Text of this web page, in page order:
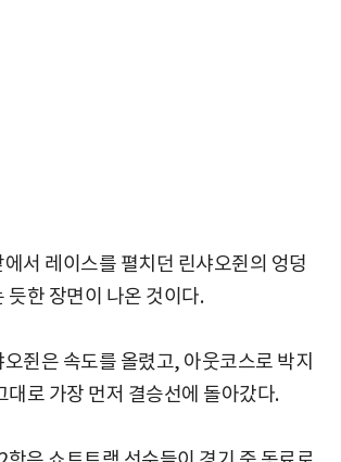
서 레이스를 펼치던 린샤오쥔의 엉덩
듯한 장면이 나온 것이다.
쥔은 속도를 올렸고, 아웃코스로 박지
대로 가장 먼저 결승선에 돌아갔다.